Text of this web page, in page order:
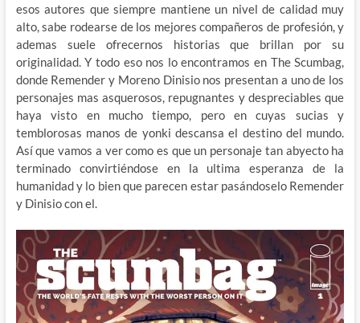
esos autores que siempre mantiene un nivel de calidad muy
alto, sabe rodearse de los mejores compañeros de profesión, y
ademas suele ofrecernos historias que brillan por su
originalidad. Y todo eso nos lo encontramos en The Scumbag,
donde Remender y Moreno Dinisio nos presentan a uno de los
personajes mas asquerosos, repugnantes y despreciables que
haya visto en mucho tiempo, pero en cuyas sucias y
temblorosas manos de yonki descansa el destino del mundo.
Así que vamos a ver como es que un personaje tan abyecto ha
terminado convirtiéndose en la ultima esperanza de la
humanidad y lo bien que parecen estar pasándoselo Remender
y Dinisio con el.